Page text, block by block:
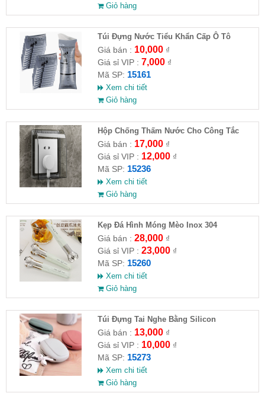
Giỏ hàng
Túi Đựng Nước Tiểu Khẩn Cấp Ô Tô
Giá bán : 10,000₫
Giá sỉ VIP : 7,000₫
Mã SP: 15161
Xem chi tiết
Giỏ hàng
Hộp Chống Thấm Nước Cho Công Tắc
Phòng Tắm
Giá bán : 17,000₫
Giá sỉ VIP : 12,000₫
Mã SP: 15236
Xem chi tiết
Giỏ hàng
Kẹp Đá Hình Móng Mèo Inox 304
Giá bán : 28,000₫
Giá sỉ VIP : 23,000₫
Mã SP: 15260
Xem chi tiết
Giỏ hàng
Túi Đựng Tai Nghe Bằng Silicon
Giá bán : 13,000₫
Giá sỉ VIP : 10,000₫
Mã SP: 15273
Xem chi tiết
Giỏ hàng